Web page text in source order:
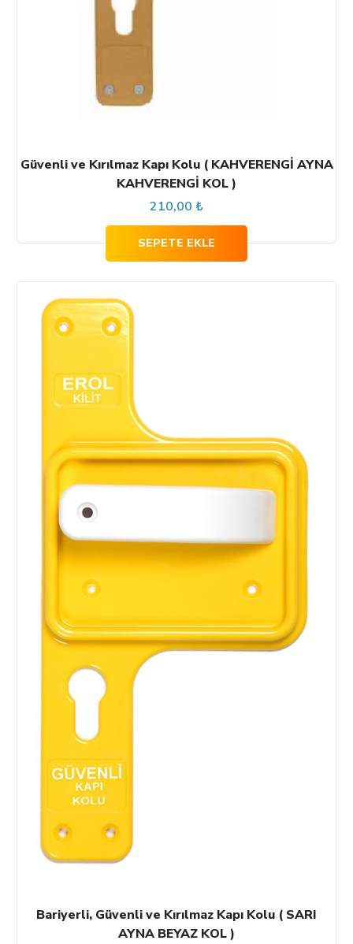
Güvenli ve Kırılmaz Kapı Kolu ( KAHVERENGİ AYNA
KAHVERENGİ KOL )
210,00 ₺
SEPETE EKLE
Bariyerli, Güvenli ve Kırılmaz Kapı Kolu ( SARI
AYNA BEYAZ KOL )